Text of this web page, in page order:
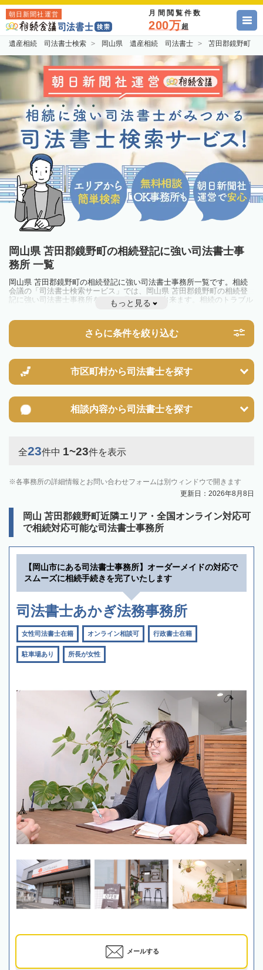
朝日新聞社運営 月間閲覧件数
200万超
遺産相続 司法書士検索 岡山県 遺産相続 司法書士 苫田郡鏡野町
岡山県 苫田郡鏡野町の相続登記に強い司法書士事
務所 一覧
岡山県 苫田郡鏡野町の相続登記に強い司法書士事務所一覧です。相続
会議の「司法書士検索サービス」では、岡山県 苫田郡鏡野町の相続登
記に強い司法書士事務所を一覧で見ることが出来ます。相続のトラブル
やお悩みを抱えている方は一度近隣の司法書士に相談してみましょう。
不動産を相続した場合、相続を知った日から3年以内に登記しないと、
10万円以下の過料が科せられるため、速やかな手続きが必要です。義務
化前の相続も対象となるため注意しましょう。
す。その他の相続手続きも任せることが可能です。
また、義務化に伴い、相続人申告登記制度が創設されました。遺産分割
の話し合いがまとまらず登記できない場合は、この制度の活用を検討し
もっと見る
さらに条件を絞り込む
市区町村から司法書士を探す
相談内容から司法書士を探す
全23件中 1~23件を表示
各事務所の詳細情報とお問い合わせフォームは別ウィンドウで開きます
更新日：2026年8月8日
岡山 苫田郡鏡野町近隣エリア・全国オンライン対応可
で相続対応可能な司法書士事務所
【岡山市にある司法書士事務所】オーダーメイドの対応で
スムーズに相続手続きを完了いたします
司法書士あかぎ法務事務所
女性司法書士在籍 オンライン相談可 行政書士在籍
駐車場あり 所長が女性
メールする